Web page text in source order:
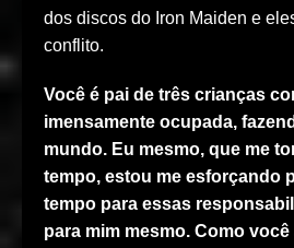
dos discos do Iron Maiden e
conflito.
Você é pai de três crianças
imensamente ocupada,
mundo. Eu mesmo, que me
tempo, estou me esforçando
tempo para essas
para mim mesmo. Como